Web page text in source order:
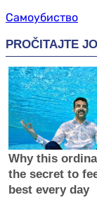
Самоубиство